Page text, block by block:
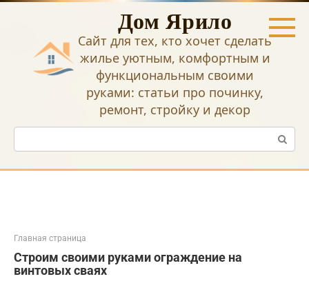
Перейти
Дом Ярило
Сайт для тех, кто хочет сделать
жилье уютным, комфортным и
функциональным своими
руками: статьи про починку,
ремонт, стройку и декор
Поиск:
Главная страница
Строим своими руками ограждение на
винтовых сваях